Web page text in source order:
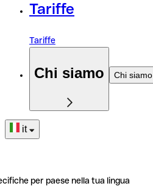
Tariffe
Tariffe
Chi siamo Chi siamo
it
per paese nella tua lingua